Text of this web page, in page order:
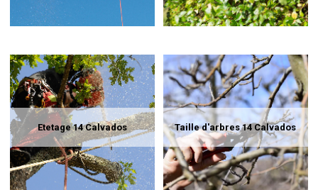
Etetage 14 Calvados Taille d'arbres 14 Calvados